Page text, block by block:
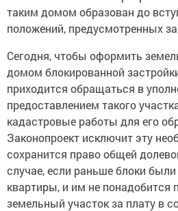
таким домом образован до
положений, предусмотренных
Сегодня, чтобы оформить
домом блокированной
приходится обращаться в
предоставлением такого
кадастровые работы для его
Законопроект исключит эту
сохранится право общей
случае, если раньше блоки
квартиры, и им не понадобится
земельный участок за плату в